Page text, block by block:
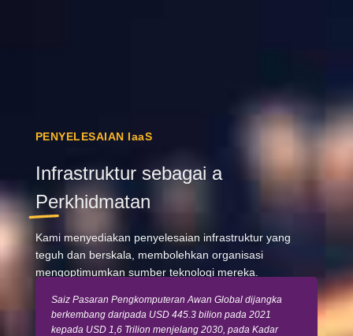
PENYELESAIAN IaaS
Infrastruktur sebagai a
Perkhidmatan
Kami menyediakan penyelesaian infrastruktur yang
teguh dan berskala, membolehkan organisasi
mengoptimumkan sumber teknologi mereka.
Saiz Pasaran Pengkomputeran Awan Global dijangka
berkembang daripada USD 445.3 bilion pada 2021
kepada USD 1,6 Trilion menjelang 2030, pada Kadar